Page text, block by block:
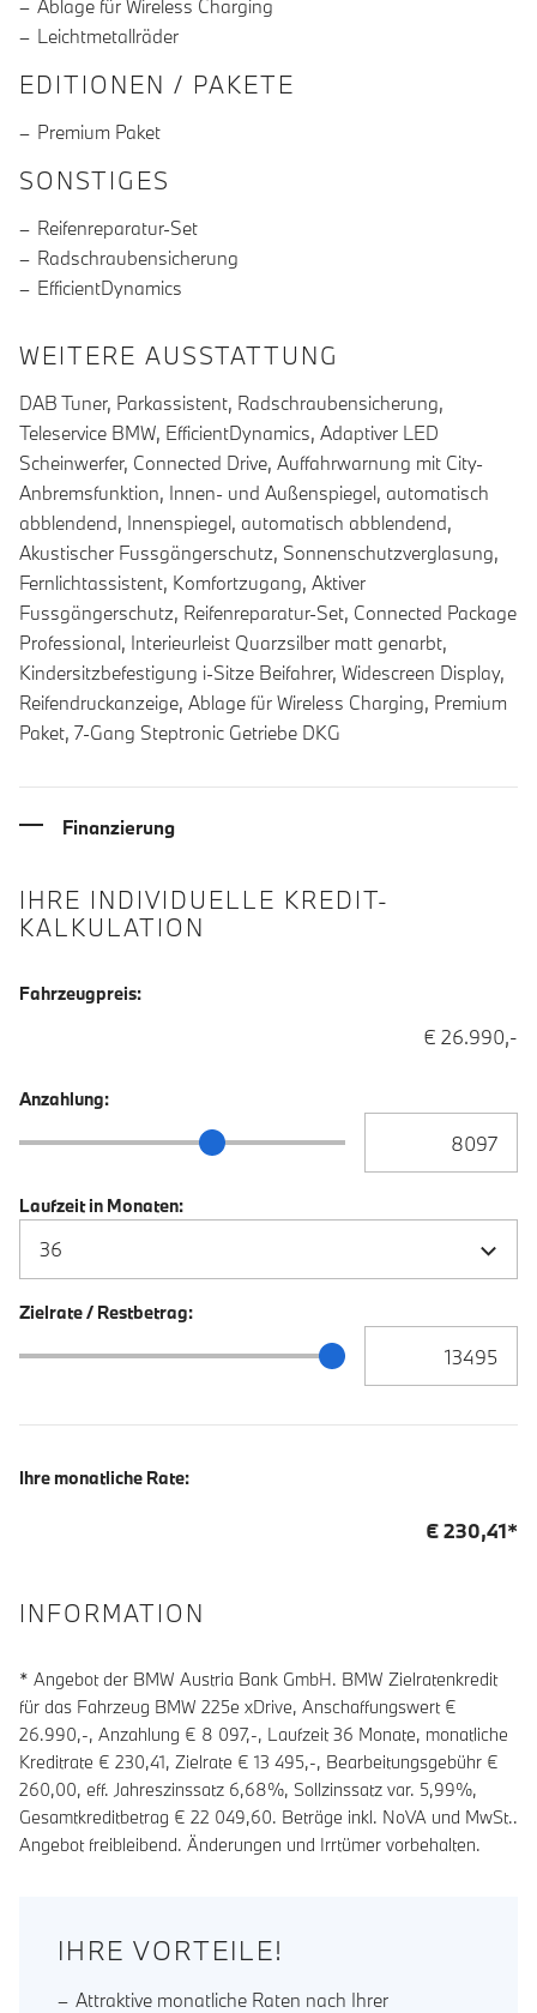
Ablage für Wireless Charging
Leichtmetallräder
EDITIONEN / PAKETE
Premium Paket
SONSTIGES
Reifenreparatur-Set
Radschraubensicherung
EfficientDynamics
WEITERE AUSSTATTUNG
DAB Tuner, Parkassistent, Radschraubensicherung,
Teleservice BMW, EfficientDynamics, Adaptiver LED
Scheinwerfer, Connected Drive, Auffahrwarnung mit City-
Anbremsfunktion, Innen- und Außenspiegel, automatisch
abblendend, Innenspiegel, automatisch abblendend,
Akustischer Fussgängerschutz, Sonnenschutzverglasung,
Fernlichtassistent, Komfortzugang, Aktiver
Fussgängerschutz, Reifenreparatur-Set, Connected Package
Professional, Interieurleist Quarzsilber matt genarbt,
Kindersitzbefestigung i-Sitze Beifahrer, Widescreen Display,
Reifendruckanzeige, Ablage für Wireless Charging, Premium
Paket, 7-Gang Steptronic Getriebe DKG
Finanzierung
IHRE INDIVIDUELLE KREDIT-
KALKULATION
Fahrzeugpreis:
€ 26.990,-
Anzahlung:
Anzahlung Schieberegler
Laufzeit in Monaten:
Zielrate / Restbetrag:
Zielrate / Restbetrag Schieberegler
Ihre monatliche Rate:
€230,41*
INFORMATION
* Angebot der BMW Austria Bank GmbH. BMW Zielratenkredit
für das Fahrzeug BMW 225e xDrive, Anschaffungswert €
26.990,-, Anzahlung € 8 097,-, Laufzeit36 Monate, monatliche
Kreditrate € 230,41, Zielrate € 13 495,-, Bearbeitungsgebühr €
260,00, eff. Jahreszinssatz 6,68%, Sollzinssatz var. 5,99%,
Gesamtkreditbetrag € 22 049,60. Beträge inkl. NoVA und MwSt..
Angebot freibleibend. Änderungen und Irrtümer vorbehalten.
IHRE VORTEILE!
Attraktive monatliche Raten nach Ihrer